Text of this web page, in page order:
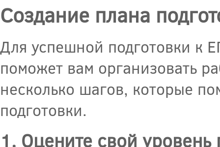
Создание плана
Для успешной подготовки к
поможет вам организовать
несколько шагов, которые
подготовки.
1. Оцените свой уровень